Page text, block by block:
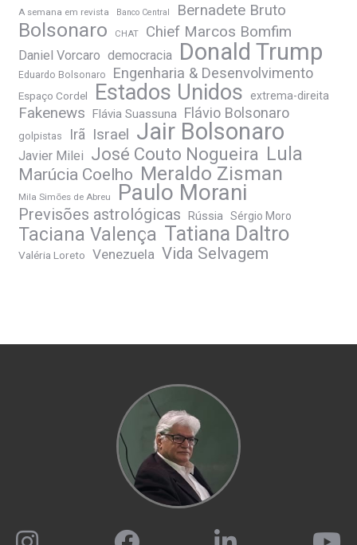
A semana em revista Banco Central Bernadete Bruto
Bolsonaro CHAT Chief Marcos Bomfim
Daniel Vorcaro democracia Donald Trump
Eduardo Bolsonaro Engenharia & Desenvolvimento
Espaço Cordel Estados Unidos extrema-direita
Fakenews Flávia Suassuna Flávio Bolsonaro
golpistas Irã Israel Jair Bolsonaro
Javier Milei José Couto Nogueira Lula
Marúcia Coelho Meraldo Zisman
Mila Simões de Abreu Paulo Morani
Previsões astrológicas Rússia Sérgio Moro
Taciana Valença Tatiana Daltro
Valéria Loreto Venezuela Vida Selvagem